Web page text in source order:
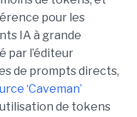
pour les
IA à grande
par l’éditeur
de prompts directs,
‘Caveman’
de tokens